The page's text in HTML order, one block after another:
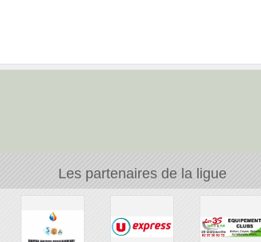
Les partenaires de la ligue